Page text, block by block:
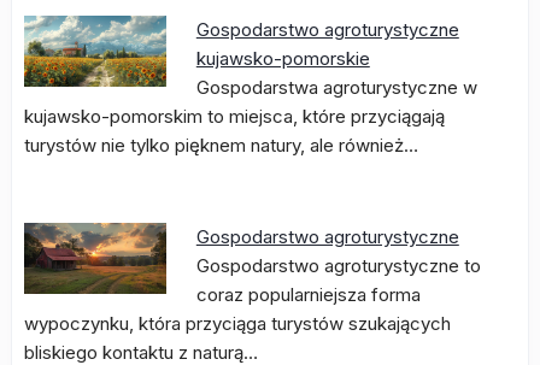
Gospodarstwo agroturystyczne
kujawsko-pomorskie
Gospodarstwa agroturystyczne w
kujawsko-pomorskim to miejsca, które przyciągają
turystów nie tylko pięknem natury, ale również…
Gospodarstwo agroturystyczne
Gospodarstwo agroturystyczne to
coraz popularniejsza forma
wypoczynku, która przyciąga turystów szukających
bliskiego kontaktu z naturą…